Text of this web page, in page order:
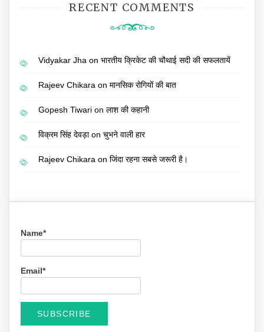
RECENT COMMENTS
Vidyakar Jha on भारतीय क्रिकेट की चौथाई सदी की सफलतायें
Rajeev Chikara on मानसिक रोगियों की बात
Gopesh Tiwari on लाश की कहानी
विक्रम सिंह देवड़ाon चुभने वाली हार
Rajeev Chikara on जिंदा रहना सबसे जरूरी है।
Name*
Email*